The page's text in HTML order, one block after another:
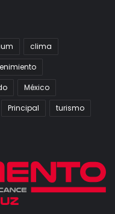
clima
México
Principal
turismo